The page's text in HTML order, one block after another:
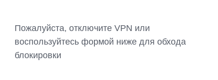
Пожалуйста, отключите VPN или
воспользуйтесь формой ниже для обхода
блокировки